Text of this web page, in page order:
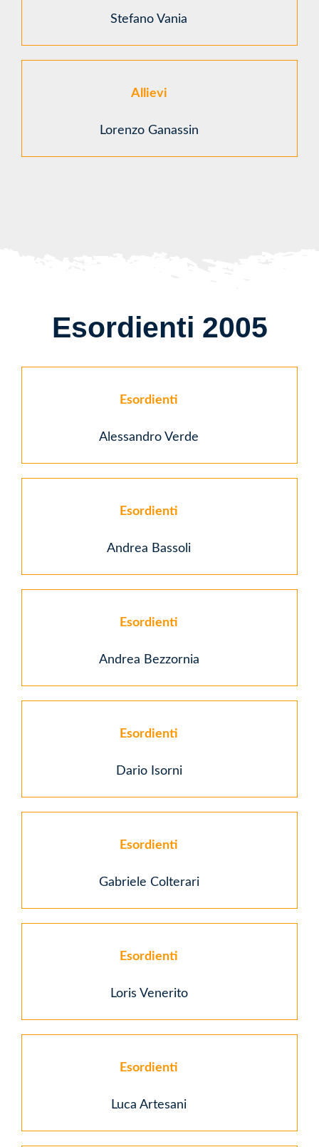
Stefano Vania
Allievi
Lorenzo Ganassin
Esordienti 2005
Esordienti
Alessandro Verde
Esordienti
Andrea Bassoli
Esordienti
Andrea Bezzornia
Esordienti
Dario Isorni
Esordienti
Gabriele Colterari
Esordienti
Loris Venerito
Esordienti
Luca Artesani